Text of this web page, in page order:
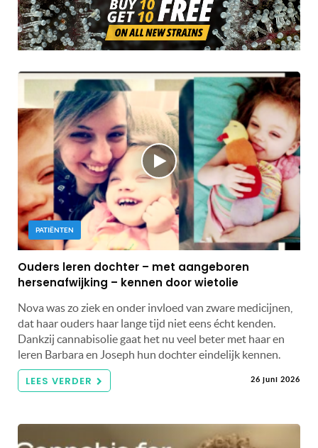
PATIËNTEN
Ouders leren dochter – met aangeboren
hersenafwijking – kennen door wietolie
Nova was zo ziek en onder invloed van zware medicijnen,
dat haar ouders haar lange tijd niet eens écht kenden.
Dankzij cannabisolie gaat het nu veel beter met haar en
leren Barbara en Joseph hun dochter eindelijk kennen.
LEES VERDER 26 juni 2026